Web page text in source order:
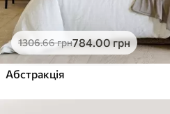
1306.66грн784.00грн
Абстракція